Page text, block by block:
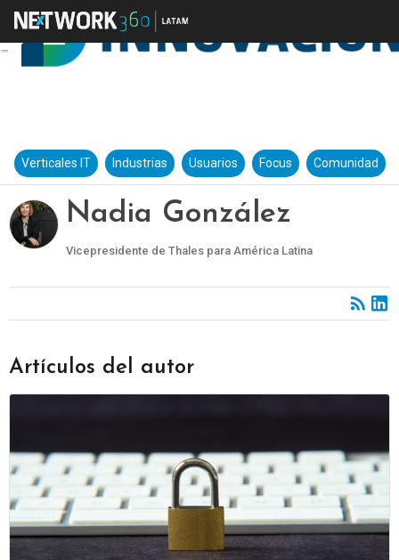
Verticales IT Industrias Usuarios Focus Comunidad
Nadia González
Vicepresidente de Thales para América Latina
Artículos del autor